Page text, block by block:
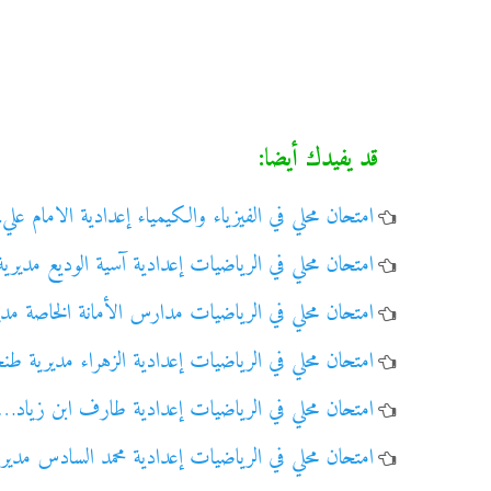
قد يفيدك أيضا:
امتحان محلي في الفيزياء والكيمياء إعدادية الامام
امتحان محلي في الرياضيات إعدادية آسية الوديع
امتحان محلي في الرياضيات مدارس الأمانة الخاصة
امتحان محلي في الرياضيات إعدادية الزهراء مديرية
امتحان محلي في الرياضيات إعدادية طارف ابن
امتحان محلي في الرياضيات إعدادية محمد السادس